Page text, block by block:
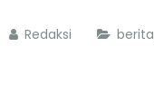
Redaksi berita